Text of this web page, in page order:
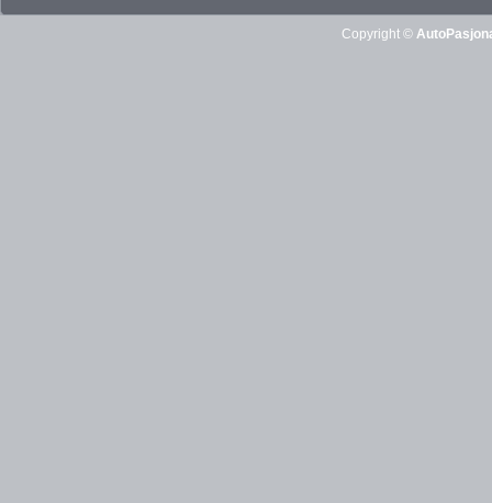
Copyright ©